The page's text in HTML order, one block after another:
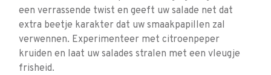
een verrassende twist en geeft uw salade net dat
extra beetje karakter dat uw smaakpapillen zal
verwennen. Experimenteer met citroenpeper
kruiden en laat uw salades stralen met een vleugje
frisheid.